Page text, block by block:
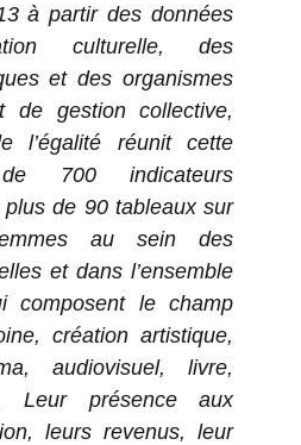
à partir des données
culturelle, des
et des organismes
de gestion collective,
l’égalité réunit cette
700 indicateurs
de 90 tableaux sur
au sein des
et dans l’ensemble
composent le champ
création artistique,
audiovisuel, livre,
Leur présence aux
leurs revenus, leur